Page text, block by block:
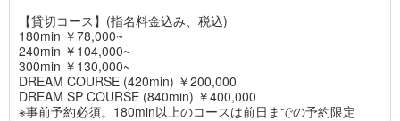
【貸切コース】(指名料金込み、税込)
180min ￥78,000~
240min ￥104,000~
300min ￥130,000~
DREAM COURSE (420min) ￥200,000
DREAM SP COURSE (840min) ￥400,000
※事前予約必須。180min以上のコースは前日までの予約限定